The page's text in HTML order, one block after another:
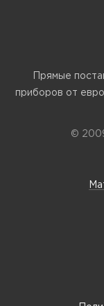
Прямые
приборов от
©